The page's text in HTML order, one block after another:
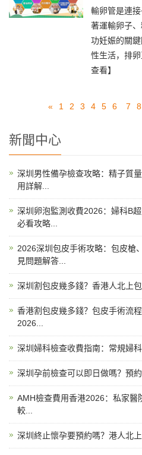
輸卵管是連
著運輸卵子
功妊娠的關
性生活，排卵
查看】
« 1 2 3 4 5 6 7 8
新聞中心
深圳男性備孕檢查攻略：精子質
用詳解...
深圳卵泡監測收費2026：婦科B
必看攻略...
2026深圳包皮手術攻略：包皮槍
見問題解答...
深圳割包皮幾多錢？香港人北上
香港割包皮幾多錢？包皮手術流
2026...
深圳婦科檢查收費指南：常規婦
深圳孕前檢查可以即日做嗎？預
AMH檢查費用香港2026：私家醫
較...
深圳終止懷孕要預約嗎？港人北